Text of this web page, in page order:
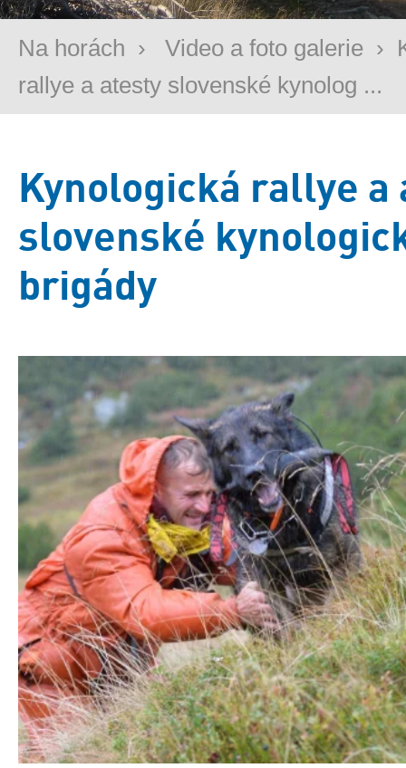
Na horách › Video a foto galerie ›
rallye a atesty slovenské kynolog ...
Kynologická rallye a
slovenské
brigády